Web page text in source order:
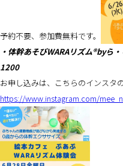
予約不要、参加費無料です。
・体幹あそびWARAリズム®︎by
1200
お申し込みは、こちらのインスタの
https://www.instagram.com/